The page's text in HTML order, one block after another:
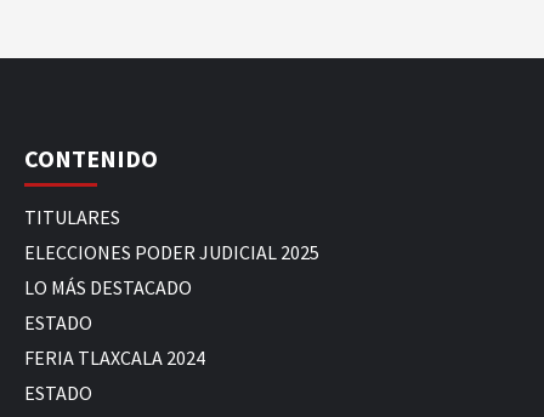
CONTENIDO
TITULARES
ELECCIONES PODER JUDICIAL 2025
LO MÁS DESTACADO
ESTADO
FERIA TLAXCALA 2024
ESTADO